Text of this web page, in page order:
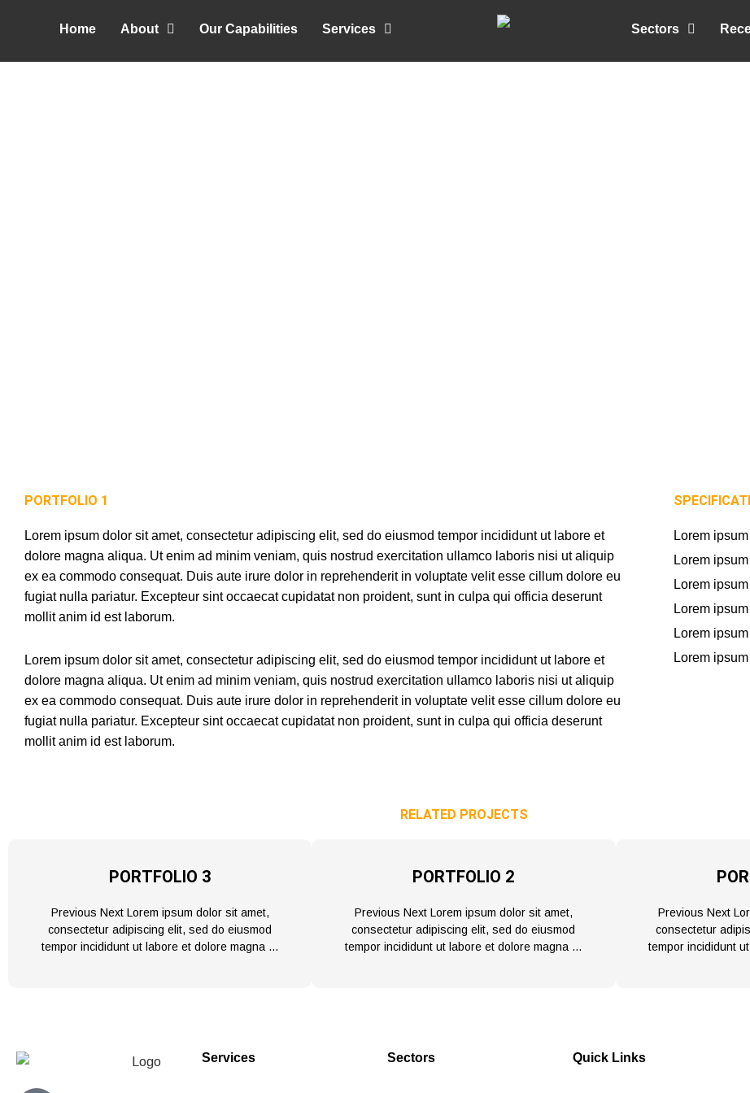
Home About Our Capabilities Services Sectors
PORTFOLIO 1
Lorem ipsum dolor sit amet, consectetur adipiscing elit, sed do eiusmod tempor incididunt ut labore et
dolore magna aliqua. Ut enim ad minim veniam, quis nostrud exercitation ullamco laboris nisi ut aliquip
ex ea commodo consequat. Duis aute irure dolor in reprehenderit in voluptate velit esse cillum dolore eu
fugiat nulla pariatur. Excepteur sint occaecat cupidatat non proident, sunt in culpa qui officia deserunt
mollit anim id est laborum.
Lorem ipsum dolor sit amet, consectetur adipiscing elit, sed do eiusmod tempor incididunt ut labore et
dolore magna aliqua. Ut enim ad minim veniam, quis nostrud exercitation ullamco laboris nisi ut aliquip
ex ea commodo consequat. Duis aute irure dolor in reprehenderit in voluptate velit esse cillum dolore eu
fugiat nulla pariatur. Excepteur sint occaecat cupidatat non proident, sunt in culpa qui officia deserunt
mollit anim id est laborum.
Lorem
Lorem
Lorem
Lorem
Lorem
Lorem
RELATED PROJECTS
PORTFOLIO 3
Previous Next Lorem ipsum dolor sit amet,
consectetur adipiscing elit, sed do eiusmod
tempor incididunt ut labore et dolore magna …
PORTFOLIO 2
Previous Next Lorem ipsum dolor sit amet,
consectetur adipiscing elit, sed do eiusmod
tempor incididunt ut labore et dolore magna …
Previous Next
consectetur
tempor incididunt
Services Sectors Quick Links